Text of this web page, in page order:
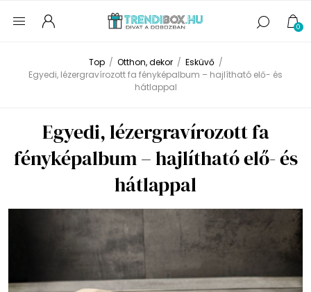
0
Top / Otthon, dekor / Esküvő /
Egyedi, lézergravírozott fa fényképalbum – hajlítható elő- és
hátlappal
Egyedi, lézergravírozott fa
fényképalbum – hajlítható elő- és
hátlappal